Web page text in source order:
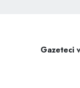
Gazeteci